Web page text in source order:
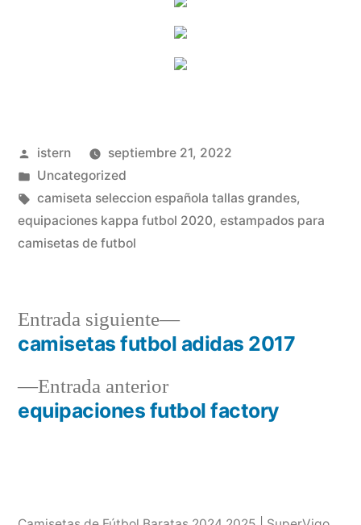
Publicado
por
istern
septiembre 21, 2022
Publicado
en
Uncategorized
Etiquetas:
camiseta seleccion española tallas grandes,
equipaciones kappa futbol 2020, estampados para
camisetas de futbol
Navegación
de
entradas
Entrada anteriorEntrada
anterior:
equipaciones futbol factory
Entrada siguiente
Entrada
siguiente:
camisetas futbol adidas 2017